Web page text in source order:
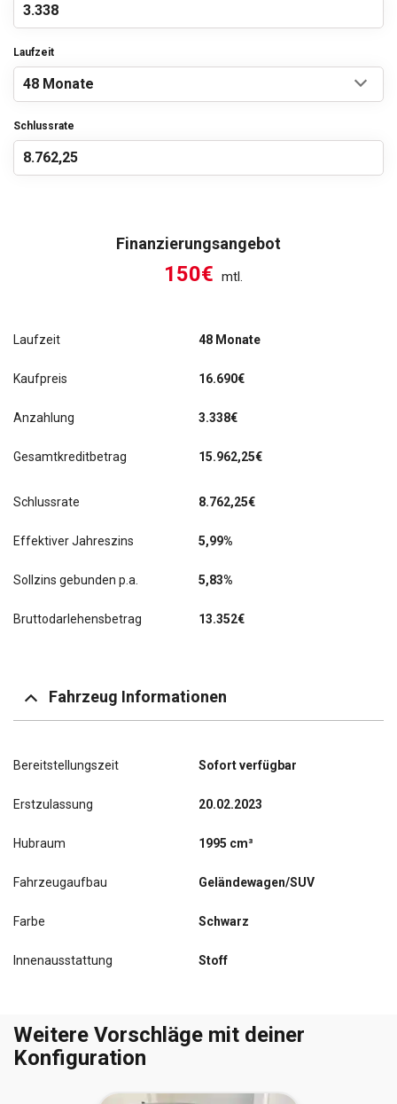
Laufzeit
Schlussrate
Finanzierungsangebot
150€ mtl.
Laufzeit 48 Monate
Kaufpreis 16.690€
Anzahlung 3.338€
Gesamtkreditbetrag 15.962,25€
Schlussrate 8.762,25€
Effektiver Jahreszins 5,99%
Sollzins gebunden p.a. 5,83%
Bruttodarlehensbetrag 13.352€
Fahrzeug Informationen
Bereitstellungszeit Sofort verfügbar
Erstzulassung 20.02.2023
Hubraum 1995 cm³
Fahrzeugaufbau Geländewagen/SUV
Farbe Schwarz
Innenausstattung Stoff
Weitere Vorschläge mit deiner
Konfiguration